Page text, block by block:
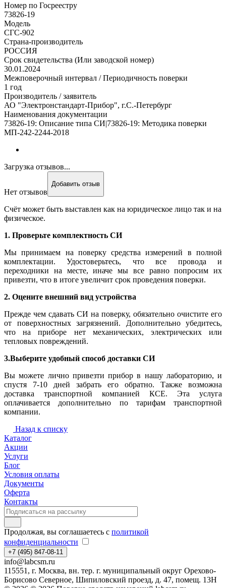
Номер по Госреестру
73826-19
Модель
СГС-902
Страна-производитель
РОССИЯ
Срок свидетельства (Или заводской номер)
30.01.2024
Межповерочный интервал / Периодичность поверки
1 год
Производитель / заявитель
АО "Электронстандарт-Прибор", г.С.-Петербург
Наименования документации
73826-19: Описание типа СИ|73826-19: Методика поверки
МП-242-2244-2018
Загрузка отзывов...
Нет отзывов
Добавить отзыв
Счёт может быть выставлен как на юридическое лицо так и на
физическое.
1. Проверьте комплектность СИ
Мы принимаем на поверку средства измерений в полной
комплектации. Удостоверьтесь, что все провода и
переходники на месте, иначе мы все равно попросим их
привезти, что в итоге увеличит срок проведения поверки.
2. Оцените внешний вид устройства
Прежде чем сдавать СИ на поверку, обязательно очистите его
от поверхностных загрязнений. Дополнительно убедитесь,
что на приборе нет механических, электрических или
тепловых повреждений.
3.Выберите удобный способ доставки СИ
Вы можете лично привезти прибор в нашу лабораторию, и
спустя 7-10 дней забрать его обратно. Также возможна
доставка транспортной компанией КСЕ. Эта услуга
оплачивается дополнительно по тарифам транспортной
компании.
Назад к списку
Каталог
Акции
Услуги
Блог
Условия оплаты
Документы
Оферта
Контакты
Продолжая, вы соглашаетесь с политикой
конфиденциальности
+7 (495) 847-08-11
info@labcsm.ru
115551, г. Москва, вн. тер. г. муниципальный округ Орехово-
Борисово Северное, Шипиловский проезд, д. 47, помещ. 13Н